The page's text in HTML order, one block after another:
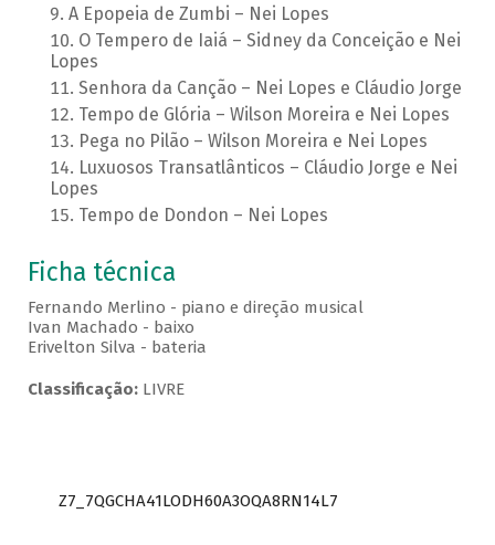
A Epopeia de Zumbi – Nei Lopes
O Tempero de Iaiá – Sidney da Conceição e Nei
Lopes
Senhora da Canção – Nei Lopes e Cláudio Jorge
Tempo de Glória – Wilson Moreira e Nei Lopes
Pega no Pilão – Wilson Moreira e Nei Lopes
Luxuosos Transatlânticos – Cláudio Jorge e Nei
Lopes
Tempo de Dondon – Nei Lopes
Ficha técnica
Fernando Merlino - piano e direção musical
Ivan Machado - baixo
Erivelton Silva - bateria
Classificação:LIVRE
Z7_7QGCHA41LODH60A3OQA8RN14L7